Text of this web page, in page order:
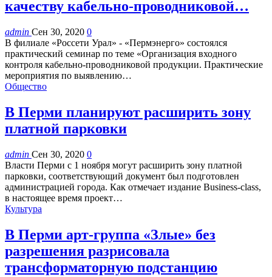
качеству кабельно-проводниковой…
admin Сен 30, 2020 0
В филиале «Россети Урал» - «Пермэнерго» состоялся
практический семинар по теме «Организация входного
контроля кабельно-проводниковой продукции. Практические
мероприятия по выявлению…
Общество
В Перми планируют расширить зону
платной парковки
admin Сен 30, 2020 0
Власти Перми с 1 ноября могут расширить зону платной
парковки, соответствующий документ был подготовлен
администрацией города. Как отмечает издание Business-class,
в настоящее время проект…
Культура
В Перми арт-группа «Злые» без
разрешения разрисовала
трансформаторную подстанцию